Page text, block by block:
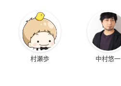
村瀬歩 中村悠一